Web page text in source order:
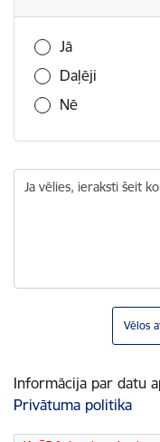
Vai šī informācija
Jā
Daļēji
Nē
Ja vēlies, ieraksti šeit
Vēlos
Informācija par datu
Privātuma politika